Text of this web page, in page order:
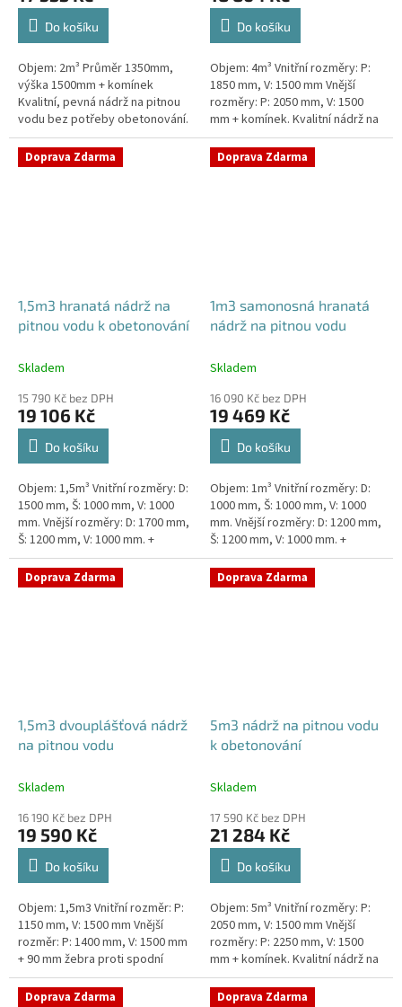
Do košíku
Objem: 2m³ Průměr 1350mm,
výška 1500mm + komínek
Kvalitní, pevná nádrž na pitnou
vodu bez potřeby obetonování.
Průměr a umístění všech
prostupů pro potrubí a hadice
specifikujte...
Do košíku
Objem: 4m³ Vnitřní rozměry: P:
1850 mm, V: 1500 mm Vnější
rozměry: P: 2050 mm, V: 1500
mm + komínek. Kvalitní nádrž na
pitnou vodu pod parkovací
stání. Průměr a umístění všech...
Doprava Zdarma
1,5m3 hranatá nádrž na
pitnou vodu k obetonování
Skladem
15 790 Kč bez DPH
19 106 Kč
Do košíku
Objem: 1,5m³ Vnitřní rozměry: D:
1500 mm, Š: 1000 mm, V: 1000
mm. Vnější rozměry: D: 1700 mm,
Š: 1200 mm, V: 1000 mm. +
komínek. Kvalitní nádrž na pitnou
vodu pod parkovací...
Doprava Zdarma
1m3 samonosná hranatá
nádrž na pitnou vodu
Skladem
16 090 Kč bez DPH
19 469 Kč
Do košíku
Objem: 1m³ Vnitřní rozměry: D:
1000 mm, Š: 1000 mm, V: 1000
mm. Vnější rozměry: D: 1200 mm,
Š: 1200 mm, V: 1000 mm. +
komínek Kvalitní, pevná nádrž na
pitnou vodu bez...
Doprava Zdarma
1,5m3 dvouplášťová nádrž
na pitnou vodu
Skladem
16 190 Kč bez DPH
19 590 Kč
Do košíku
Objem: 1,5m3 Vnitřní rozměr: P:
1150 mm, V: 1500 mm Vnější
rozměr: P: 1400 mm, V: 1500 mm
+ 90 mm žebra proti spodní
vodě + komínek Kvalitní nádrž na
pitnou vodu do míst vysokou...
Doprava Zdarma
5m3 nádrž na pitnou vodu
k obetonování
Skladem
17 590 Kč bez DPH
21 284 Kč
Do košíku
Objem: 5m³ Vnitřní rozměry: P:
2050 mm, V: 1500 mm Vnější
rozměry: P: 2250 mm, V: 1500
mm + komínek. Kvalitní nádrž na
pitnou vodu pod parkovací
stání. Průměr a umístění všech...
Doprava Zdarma Doprava Zdarma